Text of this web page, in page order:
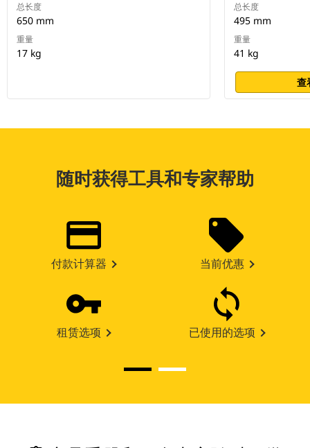
总长度
650 mm
重量
17 kg
总长度
495 mm
重量
41 kg
查
随时获得工具和专家帮助
付款计算器 当前优惠
租赁选项 已使用的选项